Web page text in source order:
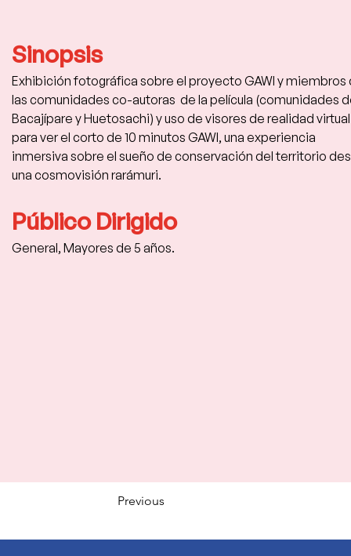
Sinopsis
Exhibición fotográfica sobre el proyecto GAWI y
las comunidades co-autoras  de la película (comunidades
Bacajípare y Huetosachi) y uso de visores de realidad
para ver el corto de 10 minutos GAWI, una experiencia
inmersiva sobre el sueño de conservación del territorio
una cosmovisión rarámuri.
Público Dirigido
General, Mayores de 5 años.
Previous